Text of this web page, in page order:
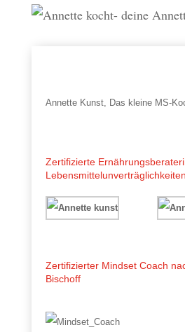
Annette Kunst, Das kleine MS-
Zertifizierte
Zertifizierter Mindset Coach
Bischoff